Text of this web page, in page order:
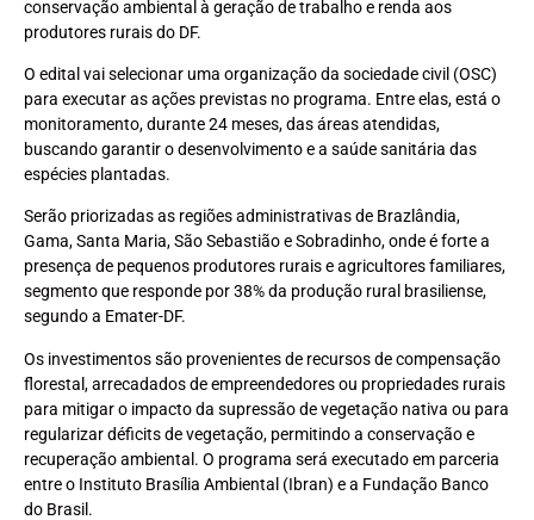
conservação ambiental à geração de trabalho e renda aos
produtores rurais do DF.
O edital vai selecionar uma organização da sociedade civil (OSC)
para executar as ações previstas no programa. Entre elas, está o
monitoramento, durante 24 meses, das áreas atendidas,
buscando garantir o desenvolvimento e a saúde sanitária das
espécies plantadas.
Serão priorizadas as regiões administrativas de Brazlândia,
Gama, Santa Maria, São Sebastião e Sobradinho, onde é forte a
presença de pequenos produtores rurais e agricultores familiares,
segmento que responde por 38% da produção rural brasiliense,
segundo a Emater-DF.
Os investimentos são provenientes de recursos de compensação
florestal, arrecadados de empreendedores ou propriedades rurais
para mitigar o impacto da supressão de vegetação nativa ou para
regularizar déficits de vegetação, permitindo a conservação e
recuperação ambiental. O programa será executado em parceria
entre o Instituto Brasília Ambiental (Ibran) e a Fundação Banco
do Brasil.